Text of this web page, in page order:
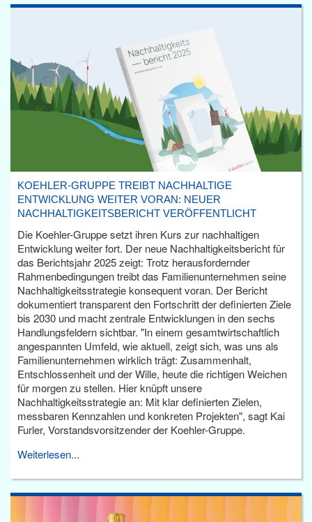
KOEHLER-GRUPPE TREIBT NACHHALTIGE
ENTWICKLUNG WEITER VORAN: NEUER
NACHHALTIGKEITSBERICHT VERÖFFENTLICHT
Die Koehler-Gruppe setzt ihren Kurs zur nachhaltigen
Entwicklung weiter fort. Der neue Nachhaltigkeitsbericht für
das Berichtsjahr 2025 zeigt: Trotz herausfordernder
Rahmenbedingungen treibt das Familienunternehmen seine
Nachhaltigkeitsstrategie konsequent voran. Der Bericht
dokumentiert transparent den Fortschritt der definierten Ziele
bis 2030 und macht zentrale Entwicklungen in den sechs
Handlungsfeldern sichtbar. "In einem gesamtwirtschaftlich
angespannten Umfeld, wie aktuell, zeigt sich, was uns als
Familienunternehmen wirklich trägt: Zusammenhalt,
Entschlossenheit und der Wille, heute die richtigen Weichen
für morgen zu stellen. Hier knüpft unsere
Nachhaltigkeitsstrategie an: Mit klar definierten Zielen,
messbaren Kennzahlen und konkreten Projekten", sagt Kai
Furler, Vorstandsvorsitzender der Koehler-Gruppe.
Weiterlesen...